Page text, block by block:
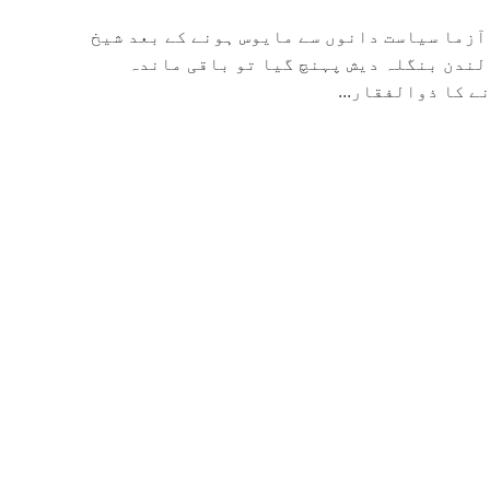
سیاست دانوں سے مایوس ہونے کے بعد شیخ
بنگلہ دیش پہنچ گیا تو باقی ماندہ
کا ذوالفقار...